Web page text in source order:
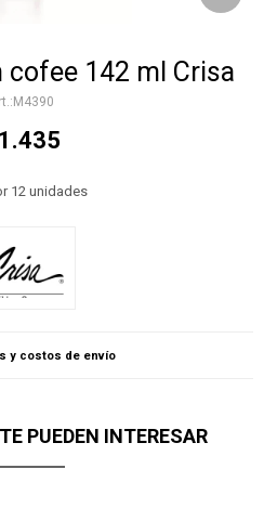
142 ml Crisa
M4390
1.435
12 unidades
y costos de envío
PUEDEN INTERESAR